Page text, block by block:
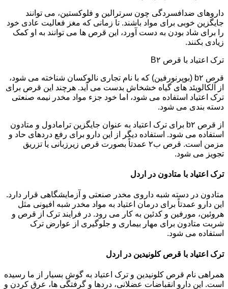
داروهای ضدافسردگی چون سرترالین و فلوکستین، می توانند
جایگزین خوبی برای مواد باشند. تا زمانی که مغز فعالیت عادی خود
را برای شاد بودن به دست آورد، این قرص ها می توانند به او کمک
زیادی بکنند.
ترک اعتیاد با قرص B۲
قرص b۲ (بوپرنورفین) که با نام تجاری نالوکسان شناخته می شود،
از آلکالویئد های گیاه خشخاش بدست می آید. هرچند این قرص برای
ترک اعتیاد استفاده می شود، اما خود جزء مواد مخدر نیمه صنعتی
دسته بندی می شود.
از قرص b۲ برای ترک اعتیاد به عنوان جایگزین ترامادول و متادون
استفاده می شود. استفاده دیگر از این دارو برای رفع دردهای حاد و
مزمن است. قرص ب۲ عمدتاً بصورت قرص زیرزبانی یا تزریق
تجویز می شود.
ترک اعتیاد با متادون در اردل
متادون در دسته شبه داروی مخدر صنعتی و آزمایشگاهی قرار دارد.
این دارو عمدتاً برای درمان اعتیاد به مواد مخدر شبه افیونی مثل
هروئین، مورفین و کدئین به کار می رود. در فرایند ترک از قرص و
شربت متادون برای مهار بیماری و جلوگیری از عوارض ترک
استفاده می شود.
ترک اعتیاد با قرص کلونیدین در اردل
همراهی نام قرص کلونیدین و ترک اعتیاد به گوش بسیار از ما رسیده
است. این دارو انقباضات عضلانی، دردها و گرفتگی ها، عرق کردن و